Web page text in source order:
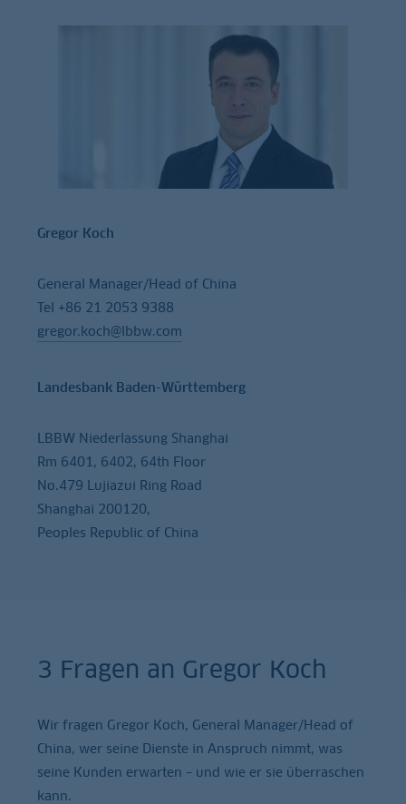
Gregor Koch
General Manager/Head of China
Tel +86 21 2053 9388
gregor.koch@lbbw.com
Landesbank Baden-Württemberg
LBBW Niederlassung Shanghai
Rm 6401, 6402, 64th Floor
No.479 Lujiazui Ring Road
Shanghai 200120,
Peoples Republic of China
3 Fragen an Gregor Koch
Wir fragen Gregor Koch, General Manager/Head of
China, wer seine Dienste in Anspruch nimmt, was
seine Kunden erwarten – und wie er sie überraschen
kann.